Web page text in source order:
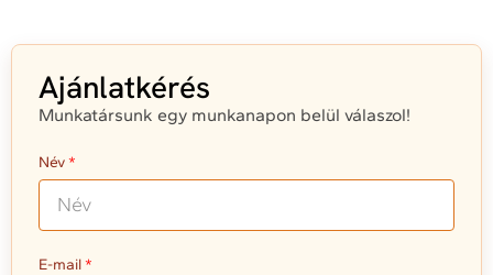
Ajánlatkérés
Munkatársunk egy munkanapon belül válaszol!
Név
E-mail